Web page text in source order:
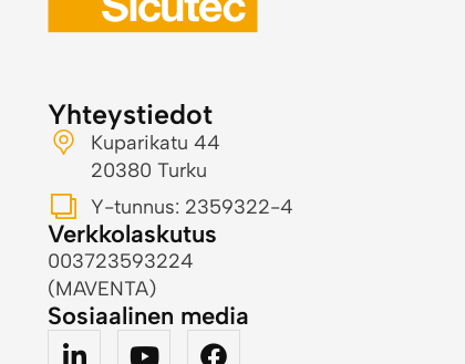
Yhteystiedot
Kuparikatu 44
20380 Turku
Y-tunnus: 2359322-4
Verkkolaskutus
003723593224
(MAVENTA)
Sosiaalinen media